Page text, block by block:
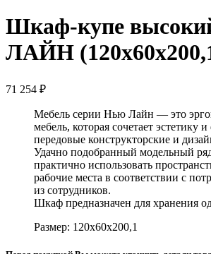
Шкаф-купе
ЛАЙН
71 254 ₽
Мебель серии Нью Лайн — это
мебель, которая сочетает эстетику
передовые конструкторские и
Удачно подобранный модельный
практично использовать
рабочие места в соответствии с
из сотрудников.
Шкаф предназначен для хранения
Размер: 120x60x200,1